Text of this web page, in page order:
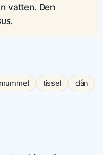
vatten. Den
.
mummel tissel
dån